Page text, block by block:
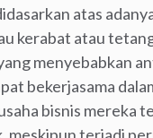
atas
kerabat atau
menyebabkan
bekerjasama
bisnis mereka